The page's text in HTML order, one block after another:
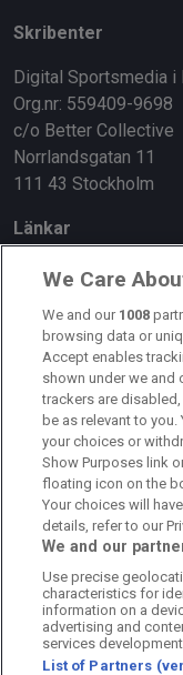
Skribenter
Digital Sportsmedia i
Org.nr: 559409-9698
c/o Better Collective
Norrlandsgatan 11
111 43 Stockholm
Länkar
Om oss
Kontakta oss
Kundtjänst
Sponsor:
Annonsera på
Redaktionell policy
Personuppgiftspolicy
Cookiepolicy
Arkiv
We Care
We and our 1008
browsing data or
Accept enables
shown under we and
trackers are
be as relevant to
your choices or
Show Purposes link
floating icon on the
Your choices will
details, refer to our
We and our
Use precise
characteristics for
information on a
advertising and
services
List of Partners